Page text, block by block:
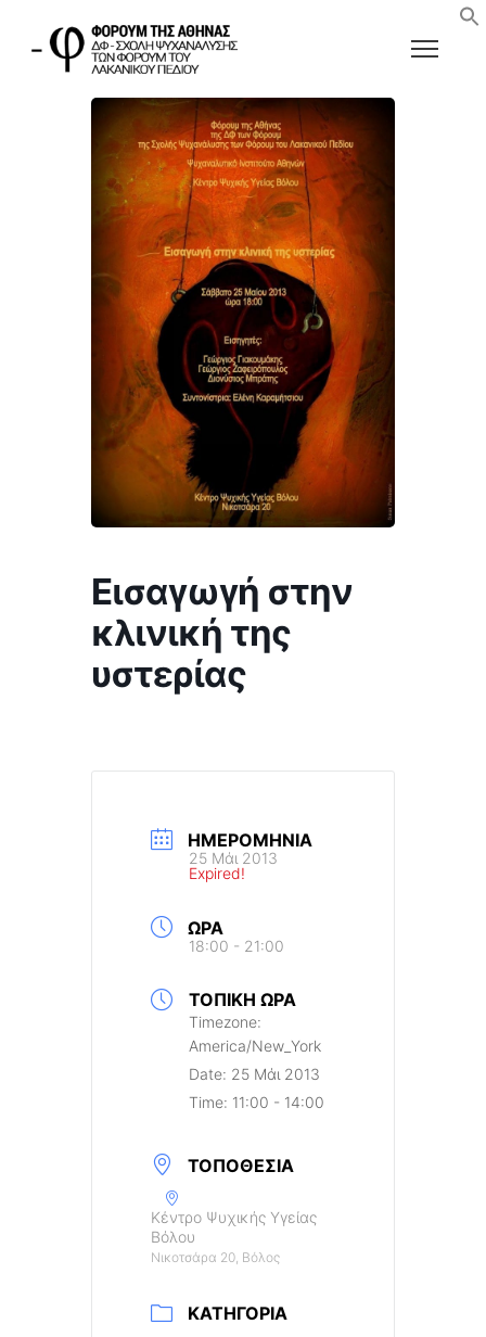
Εισαγωγή στην
κλινική της
υστερίας
ΗΜΕΡΟΜΗΝΊΑ
25 Μάι 2013
Expired!
ΏΡΑ
18:00 - 21:00
ΤΟΠΙΚΉ ΏΡΑ
Timezone:
America/New_York
Date: 25 Μάι 2013
Time: 11:00 - 14:00
ΤΟΠΟΘΕΣΊΑ
Κέντρο Ψυχικής Υγείας
Βόλου
Νικοτσάρα 20, Βόλος
ΚΑΤΗΓΟΡΊΑ